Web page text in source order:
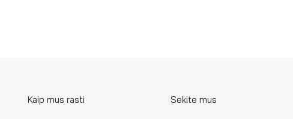
Kaip mus rasti Sekite mus